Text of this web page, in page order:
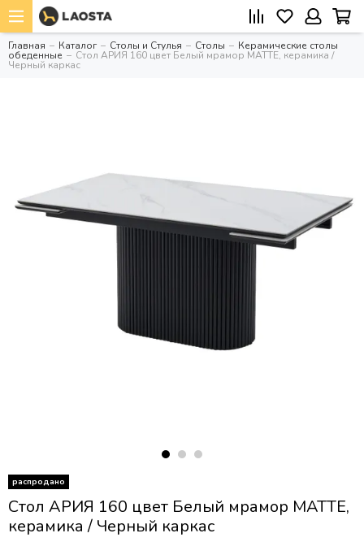
Главная Каталог Столы и Стулья Столы Керамические столы
обеденные Стол АРИЯ 160 цвет Белый мрамор MATTE, керамика /
Черный каркас
распродано
Стол АРИЯ 160 цвет Белый мрамор MATTE,
керамика / Черный каркас